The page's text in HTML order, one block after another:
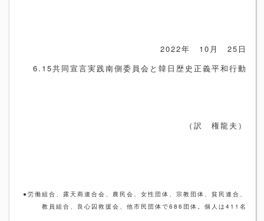
2022年 10 月 25 日
6.15共同宣言実践南側委員会と韓日歴史正義平和行動
（訳 権龍夫）
●労働組合、露天商連合会、農民会、女性団体、宗教団体、貧民連合、
教員組合、良心囚救援会、他市民団体で686団体。個人は411名